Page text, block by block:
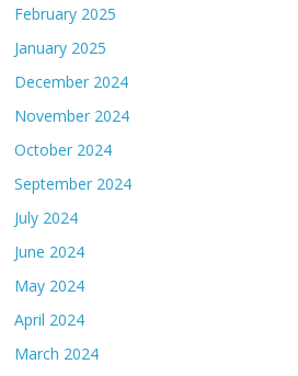
February 2025
January 2025
December 2024
November 2024
October 2024
September 2024
July 2024
June 2024
May 2024
April 2024
March 2024